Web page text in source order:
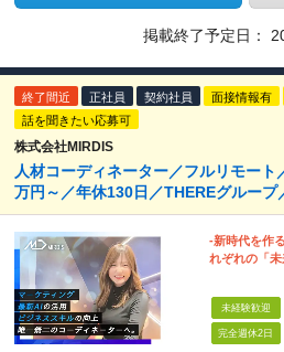
掲載終了予定日：
終了間近 正社員 契約社員 面接情報有
話を聞きたい応募可
株式会社MIRDIS
人材コーディネーター／フルリモー
万円～／年休130日／THEREグルー
-新時代を作
れぞれの「未
未経験歓迎
完全週休2日